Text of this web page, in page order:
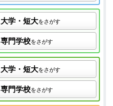
大学・短大をさがす
専門学校をさがす
大学・短大をさがす
専門学校をさがす